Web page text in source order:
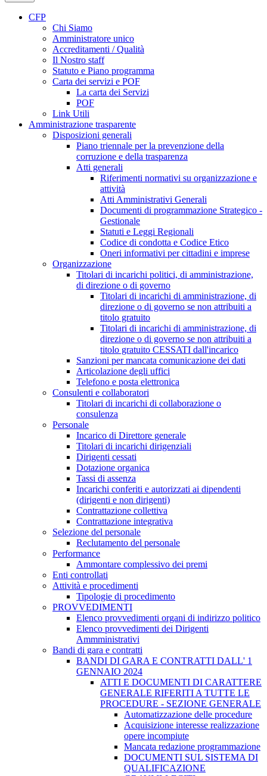
CFP
Chi Siamo
Amministratore unico
Accreditamenti / Qualità
Il Nostro staff
Statuto e Piano programma
Carta dei servizi e POF
La carta dei Servizi
POF
Link Utili
Amministrazione trasparente
Disposizioni generali
Piano triennale per la prevenzione della
corruzione e della trasparenza
Atti generali
Riferimenti normativi su organizzazione e
attività
Atti Amministrativi Generali
Documenti di programmazione Strategico -
Gestionale
Statuti e Leggi Regionali
Codice di condotta e Codice Etico
Oneri informativi per cittadini e imprese
Organizzazione
Titolari di incarichi politici, di amministrazione,
di direzione o di governo
Titolari di incarichi di amministrazione, di
direzione o di governo se non attribuiti a
titolo gratuito
Titolari di incarichi di amministrazione, di
direzione o di governo se non attribuiti a
titolo gratuito CESSATI dall'incarico
Sanzioni per mancata comunicazione dei dati
Articolazione degli uffici
Telefono e posta elettronica
Consulenti e collaboratori
Titolari di incarichi di collaborazione o
consulenza
Personale
Incarico di Direttore generale
Titolari di incarichi dirigenziali
Dirigenti cessati
Dotazione organica
Tassi di assenza
Incarichi conferiti e autorizzati ai dipendenti
(dirigenti e non dirigenti)
Contrattazione collettiva
Contrattazione integrativa
Selezione del personale
Reclutamento del personale
Performance
Ammontare complessivo dei premi
Enti controllati
Attività e procedimenti
Tipologie di procedimento
PROVVEDIMENTI
Elenco provvedimenti organi di indirizzo politico
Elenco provvedimenti dei Dirigenti
Ammministrativi
Bandi di gara e contratti
BANDI DI GARA E CONTRATTI DALL' 1
GENNAIO 2024
ATTI E DOCUMENTI DI CARATTERE
GENERALE RIFERITI A TUTTE LE
PROCEDURE - SEZIONE GENERALE
Automatizzazione delle procedure
Acquisizione interesse realizzazione
opere incompiute
Mancata redazione programmazione
DOCUMENTI SUL SISTEMA DI
QUALIFICAZIONE